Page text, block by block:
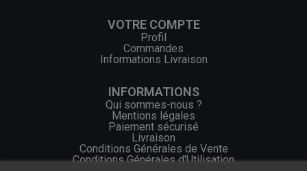
VOTRE COMPTE
Profil
Commandes
Informations Livraison
INFORMATIONS
Qui sommes-nous ?
Mentions légales
Paiement sécurisé
Livraison
Conditions Générales de Vente
Conditions Générales d'Utilisation